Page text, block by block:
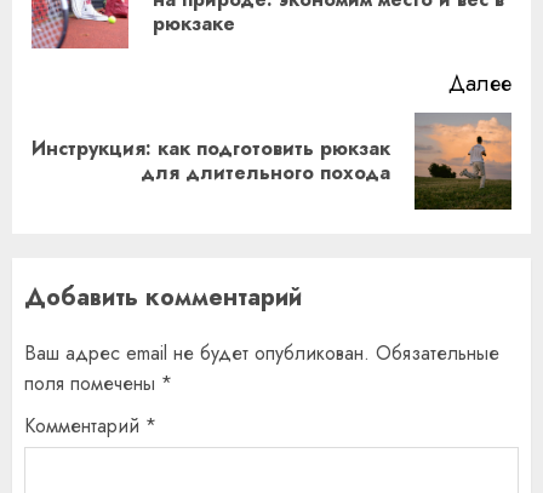
рюкзаке
Далее
Следующая
Инструкция: как подготовить рюкзак
для длительного похода
Добавить комментарий
Ваш адрес email не будет опубликован. Обязательные
поля помечены *
Комментарий *